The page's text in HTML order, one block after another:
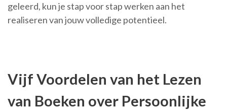
geleerd, kun je stap voor stap werken aan het
realiseren van jouw volledige potentieel.
Vijf Voordelen van het Lezen
van Boeken over Persoonlijke